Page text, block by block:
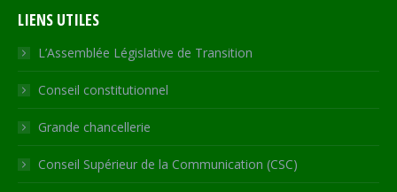
opens
in
new
window
opens
in
new
window
opens
in
new
window
in
new
window
opens
in
new
LIENS UTILES
L’Assemblée Législative de Transition
Conseil constitutionnel
Grande chancellerie
Conseil Supérieur de la Communication (CSC)